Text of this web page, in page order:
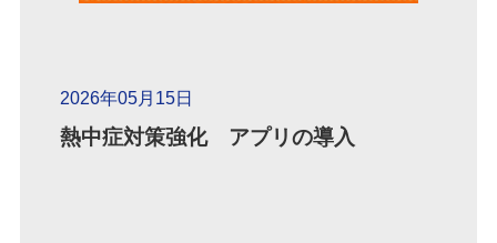
2026年05月15日
熱中症対策強化 アプリの導入